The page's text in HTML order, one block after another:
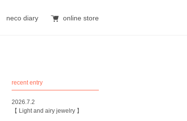
neco diary online store
recent entry
2026.7.2
【 Light and airy jewelry 】